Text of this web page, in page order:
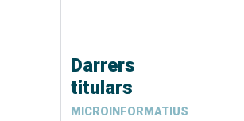
Darrers
titulars
MICROINFORMATIUS